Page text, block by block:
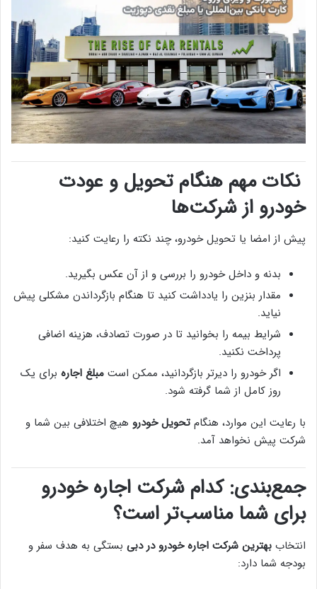
نکات مهم هنگام تحویل و عودت
خودرو از شرکت‌ها
پیش از امضا یا تحویل خودرو، چند نکته را رعایت کنید:
بدنه و داخل خودرو را بررسی و از آن عکس بگیرید.
مقدار بنزین را یادداشت کنید تا هنگام بازگرداندن مشکلی پیش
نیاید.
شرایط بیمه را بخوانید تا در صورت تصادف، هزینه اضافی
پرداخت نکنید.
اگر خودرو را دیرتر بازگردانید، ممکن است مبلغ اجاره برای یک
روز کامل از شما گرفته شود.
با رعایت این موارد، هنگام تحویل خودرو هیچ اختلافی بین شما و
شرکت پیش نخواهد آمد.
جمع‌بندی: کدام شرکت اجاره خودرو
برای شما مناسب‌تر است؟
انتخاب بهترین شرکت اجاره خودرو در دبی بستگی به هدف سفر و
بودجه شما دارد: